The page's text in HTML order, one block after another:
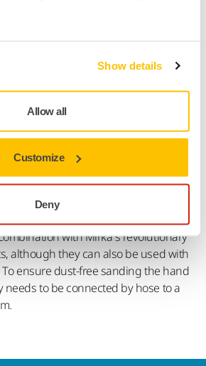
Show details
Allow all
Customize
Deny
Nedlastinger
hand sanding block has an ergonomic
net sanding strips. The hand
optimized hardness of the backing
bigger size this hand sanding block is
and plain surfaces.
Blocks are specially designed for
with Mirka’s revolutionary
although they can also be used with
ensure dust-free sanding the hand
to be connected by hose to a